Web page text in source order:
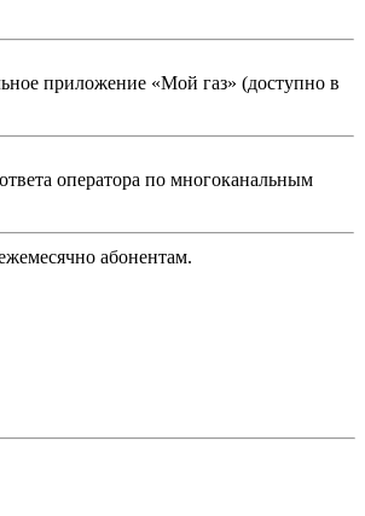
приложение «Мой газ» (доступно в
оператора по многоканальным
абонентам.